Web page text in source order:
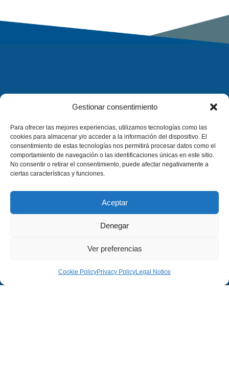
Gestionar consentimiento
Para ofrecer las mejores experiencias, utilizamos tecnologías como las
cookies para almacenar y/o acceder a la información del dispositivo. El
consentimiento de estas tecnologías nos permitirá procesar datos como el
comportamiento de navegación o las identificaciones únicas en este sitio.
No consentir o retirar el consentimiento, puede afectar negativamente a
ciertas características y funciones.
Aceptar
Denegar
Ver preferencias
Cookie PolicyPrivacy PolicyLegal Notice
Legal